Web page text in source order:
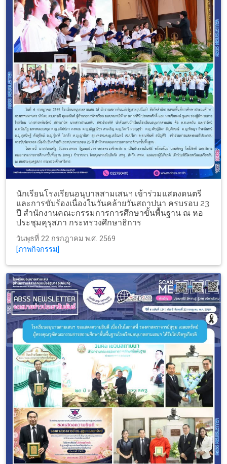
นักเรียนโรงเรียนอนุบาลสามเสนฯ เข้าร่วมแสดงดนตรี
และการขับร้องเนื่องในวันคล้ายวันสถาปนา ครบรอบ 23
ปี สำนักงานคณะกรรมการการศึกษาขั้นพื้นฐาน ณ หอ
ประชุมคุรุสภา กระทรวงศึกษาธิการ
วันพุธที่ 22 กรกฎาคม พ.ศ. 2569
[ภาพกิจกรรม]